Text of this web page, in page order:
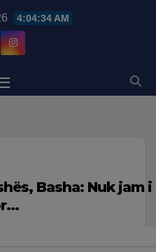
4:04:35 AM
Basha: Nuk jam